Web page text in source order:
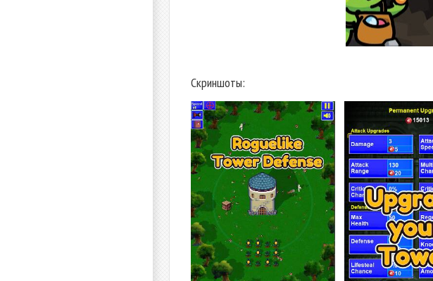
Скриншоты: